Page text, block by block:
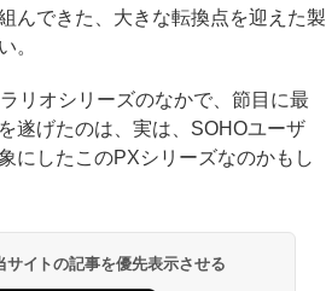
んできた、大きな転換点を迎えた製
。
リオシリーズのなかで、節目に最
遂げたのは、実は、SOHOユーザ
にしたこのPXシリーズなのかもし
イトの記事を優先表示させる